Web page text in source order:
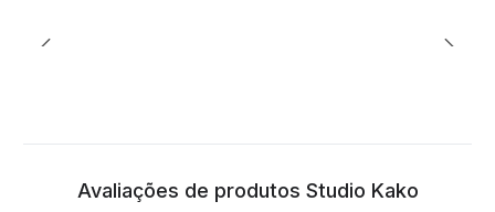
Avaliações de produtos Studio Kako